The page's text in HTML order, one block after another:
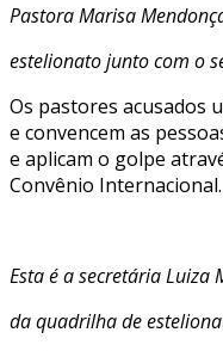
Pastora Marisa
estelionato junto com o
Os pastores acusados
e convencem as
e aplicam o golpe
Convênio Internacional.
Esta é a secretária Luiza
da quadrilha de